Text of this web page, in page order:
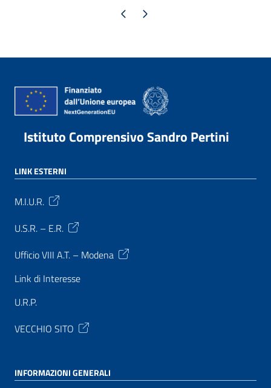
Pagina precedente
Pagina successiva
Istituto Comprensivo Sandro Pertini
LINK ESTERNI
M.I.U.R.
U.S.R. – E.R.
Ufficio VIII A.T. – Modena
Link di Interesse
U.R.P.
VECCHIO SITO
INFORMAZIONI GENERALI